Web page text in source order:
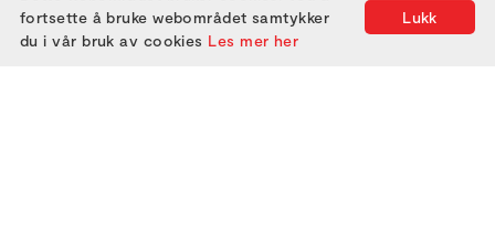
Lukk
fortsette å bruke webområdet samtykker
du i vår bruk av cookies Les mer her